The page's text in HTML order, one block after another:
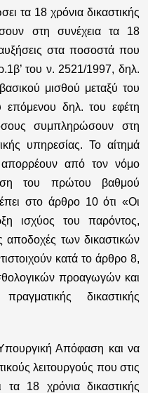
τα 18 χρόνια δικαστικής
στη συνέχεια τα 18
στα ποσοστά που
του ν. 2521/1997, δηλ.
μισθού μεταξύ του
επόμενου δηλ. του εφέτη
συμπληρώσουν στη
υπηρεσίας. Το αίτημά
απορρέουν από τον νόμο
του πρώτου βαθμού
στο άρθρο 10 ότι «Οι
ισχύος του παρόντος,
αποδοχές των δικαστικών
κατά το άρθρο 8,
προαγωγών και
δικαστικής
Απόφαση και να
λειτουργούς που στις
18 χρόνια δικαστικής